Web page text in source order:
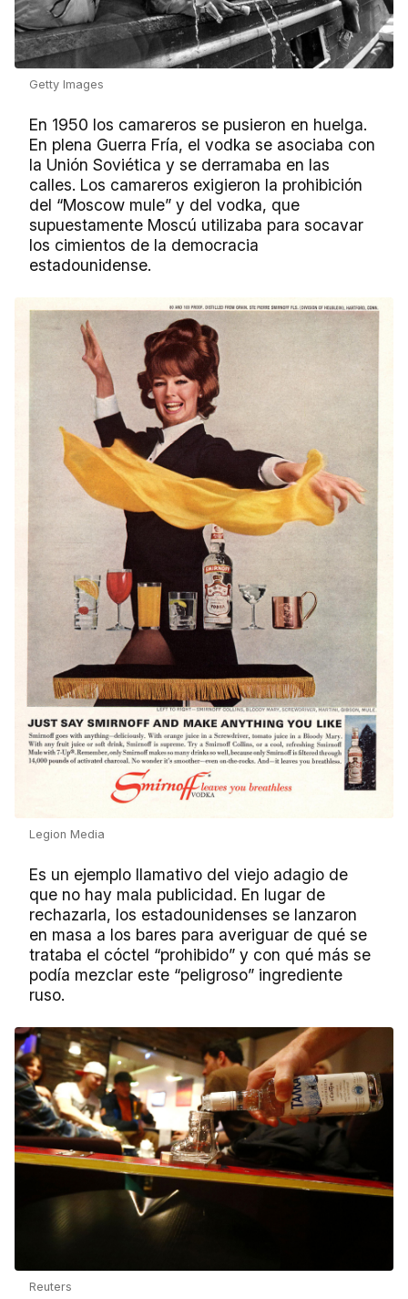
Getty Images
En 1950 los camareros se pusieron en huelga.
En plena Guerra Fría, el vodka se asociaba con
la Unión Soviética y se derramaba en las
calles. Los camareros exigieron la prohibición
del “Moscow mule” y del vodka, que
supuestamente Moscú utilizaba para socavar
los cimientos de la democracia
estadounidense.
Legion Media
Es un ejemplo llamativo del viejo adagio de
que no hay mala publicidad. En lugar de
rechazarla, los estadounidenses se lanzaron
en masa a los bares para averiguar de qué se
trataba el cóctel “prohibido” y con qué más se
podía mezclar este “peligroso” ingrediente
ruso.
Reuters